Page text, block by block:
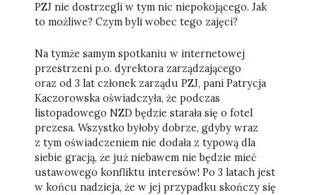
PZJ nie dostrzegli w tym nic niepokojącego. Jak
to możliwe? Czym byli wobec tego zajęci?
Na tymże samym spotkaniu w internetowej
przestrzeni p.o. dyrektora zarządzającego
oraz od 3 lat członek zarządu PZJ, pani Patrycja
Kaczorowska oświadczyła, że podczas
listopadowego NZD będzie starała się o fotel
prezesa. Wszystko byłoby dobrze, gdyby wraz
z tym oświadczeniem nie dodała z typową dla
siebie gracją, że już niebawem nie będzie mieć
ustawowego konfliktu interesów! Po 3 latach jest
w końcu nadzieja, że w jej przypadku skończy się